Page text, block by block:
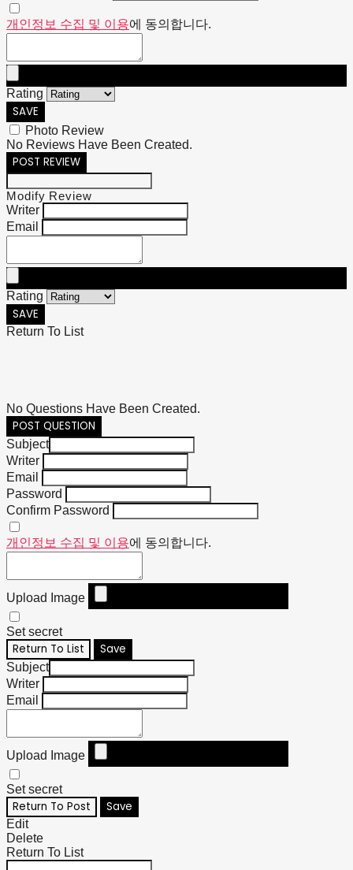
개인정보 수집 및 이용에 동의합니다.
Rating
SAVE
Photo Review
No Reviews Have Been Created.
POST REVIEW
Modify Review
Writer
Email
Rating
SAVE
Return To List
No Questions Have Been Created.
POST QUESTION
Subject
Writer
Email
Password
Confirm Password
개인정보 수집 및 이용에 동의합니다.
Upload Image
Set secret
Return To List Save
Subject
Writer
Email
Upload Image
Set secret
Return To Post Save
Edit
Delete
Return To List